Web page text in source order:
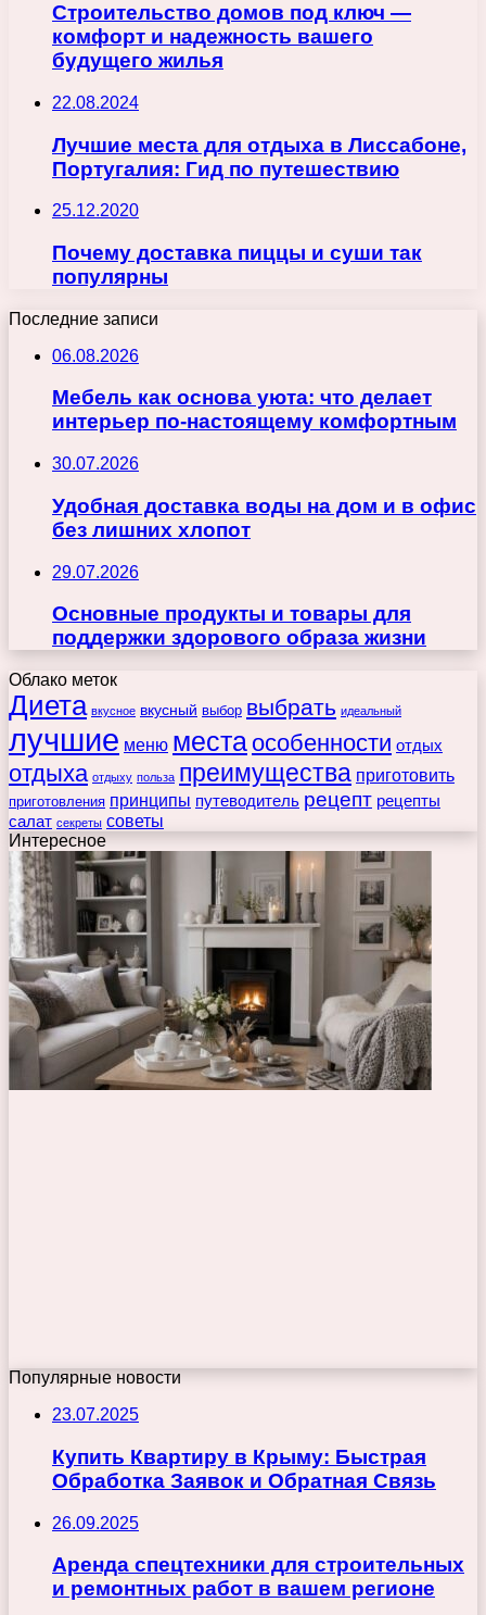
Строительство домов под ключ —
комфорт и надежность вашего
будущего жилья
22.08.2024
Лучшие места для отдыха в Лиссабоне,
Португалия: Гид по путешествию
25.12.2020
Почему доставка пиццы и суши так
популярны
Последние записи
06.08.2026
Мебель как основа уюта: что делает
интерьер по-настоящему комфортным
30.07.2026
Удобная доставка воды на дом и в офис
без лишних хлопот
29.07.2026
Основные продукты и товары для
поддержки здорового образа жизни
Облако меток
Диета вкусное вкусный выбор выбрать идеальный
лучшие меню места особенности отдых
отдыха отдыху польза преимущества приготовить
приготовления принципы путеводитель рецепт рецепты
салат секреты советы
Интересное
Популярные новости
23.07.2025
Купить Квартиру в Крыму: Быстрая
Обработка Заявок и Обратная Связь
26.09.2025
Аренда спецтехники для строительных
и ремонтных работ в вашем регионе